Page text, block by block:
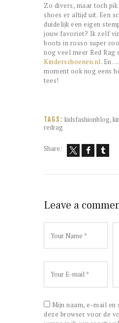
Zo divers, maar toch pik
shoes er altijd uit. Een
duidelijk een eigen
jouw favoriet? Ik zelf
boots in rosso super
nog veel meer Red Rag
Kinderschoenen.nl.
moment ook nog eens
tees!
TAGS: kidsfashionblog,
redrag
Share:
Leave a
Mijn naam, e-mail en
deze browser voor de